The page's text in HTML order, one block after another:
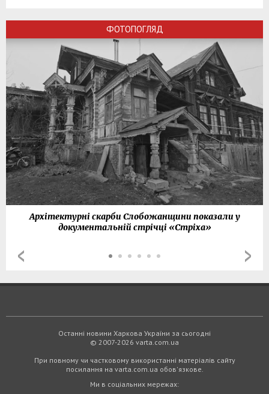
ФОТОПОГЛЯД
Архітектурні скарби Слобожанщини показали у
документальній стрічці «Стріха»
Останні новини Харкова України за сьогодні
© 2007-2026 varta.com.ua
При повному чи частковому використанні матеріалів сайту
посилання на varta.com.ua обов'язкове.
Ми в соціальних мережах: